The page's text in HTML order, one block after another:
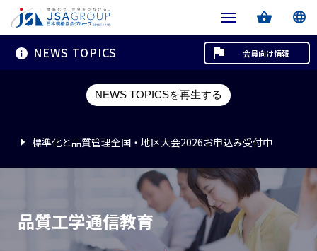
NEWS TOPICS
NEWS TOPICSを再生する
標準化と品質管理全国・地区大会2026お申込み受付中
標準化と品質管理全国・地区大会2026お申込み受付中
標準化と品質管理全国・地区大会2026お申込み受付中
会員向け情報
品質工学通信教育